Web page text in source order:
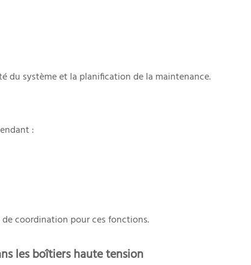
du système et la planification de la maintenance.
:
coordination pour ces fonctions.
les boîtiers haute tension